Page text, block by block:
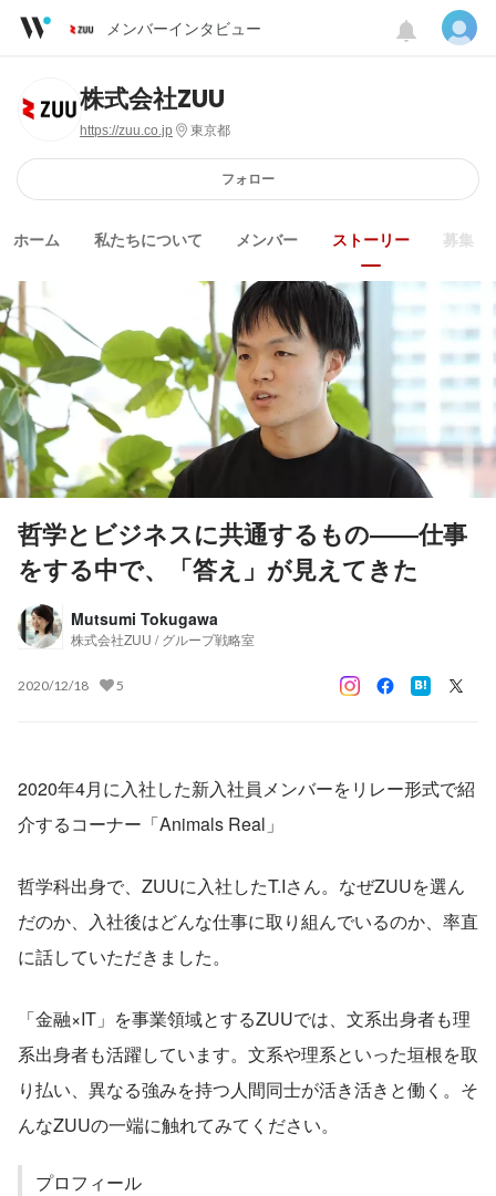
メンバーインタビュー
株式会社ZUU
https://zuu.co.jp 東京都
フォロー
ホーム 私たちについて メンバー ストーリー 募集
哲学とビジネスに共通するもの――仕事
をする中で、「答え」が見えてきた
Mutsumi Tokugawa
株式会社ZUU / グループ戦略室
2020/12/18 5
2020年4月に入社した新入社員メンバーをリレー形式で紹
介するコーナー「Animals Real」
哲学科出身で、ZUUに入社したT.Iさん。なぜZUUを選ん
だのか、入社後はどんな仕事に取り組んでいるのか、率直
に話していただきました。
「金融×IT」を事業領域とするZUUでは、文系出身者も理
系出身者も活躍しています。文系や理系といった垣根を取
り払い、異なる強みを持つ人間同士が活き活きと働く。そ
んなZUUの一端に触れてみてください。
プロフィール